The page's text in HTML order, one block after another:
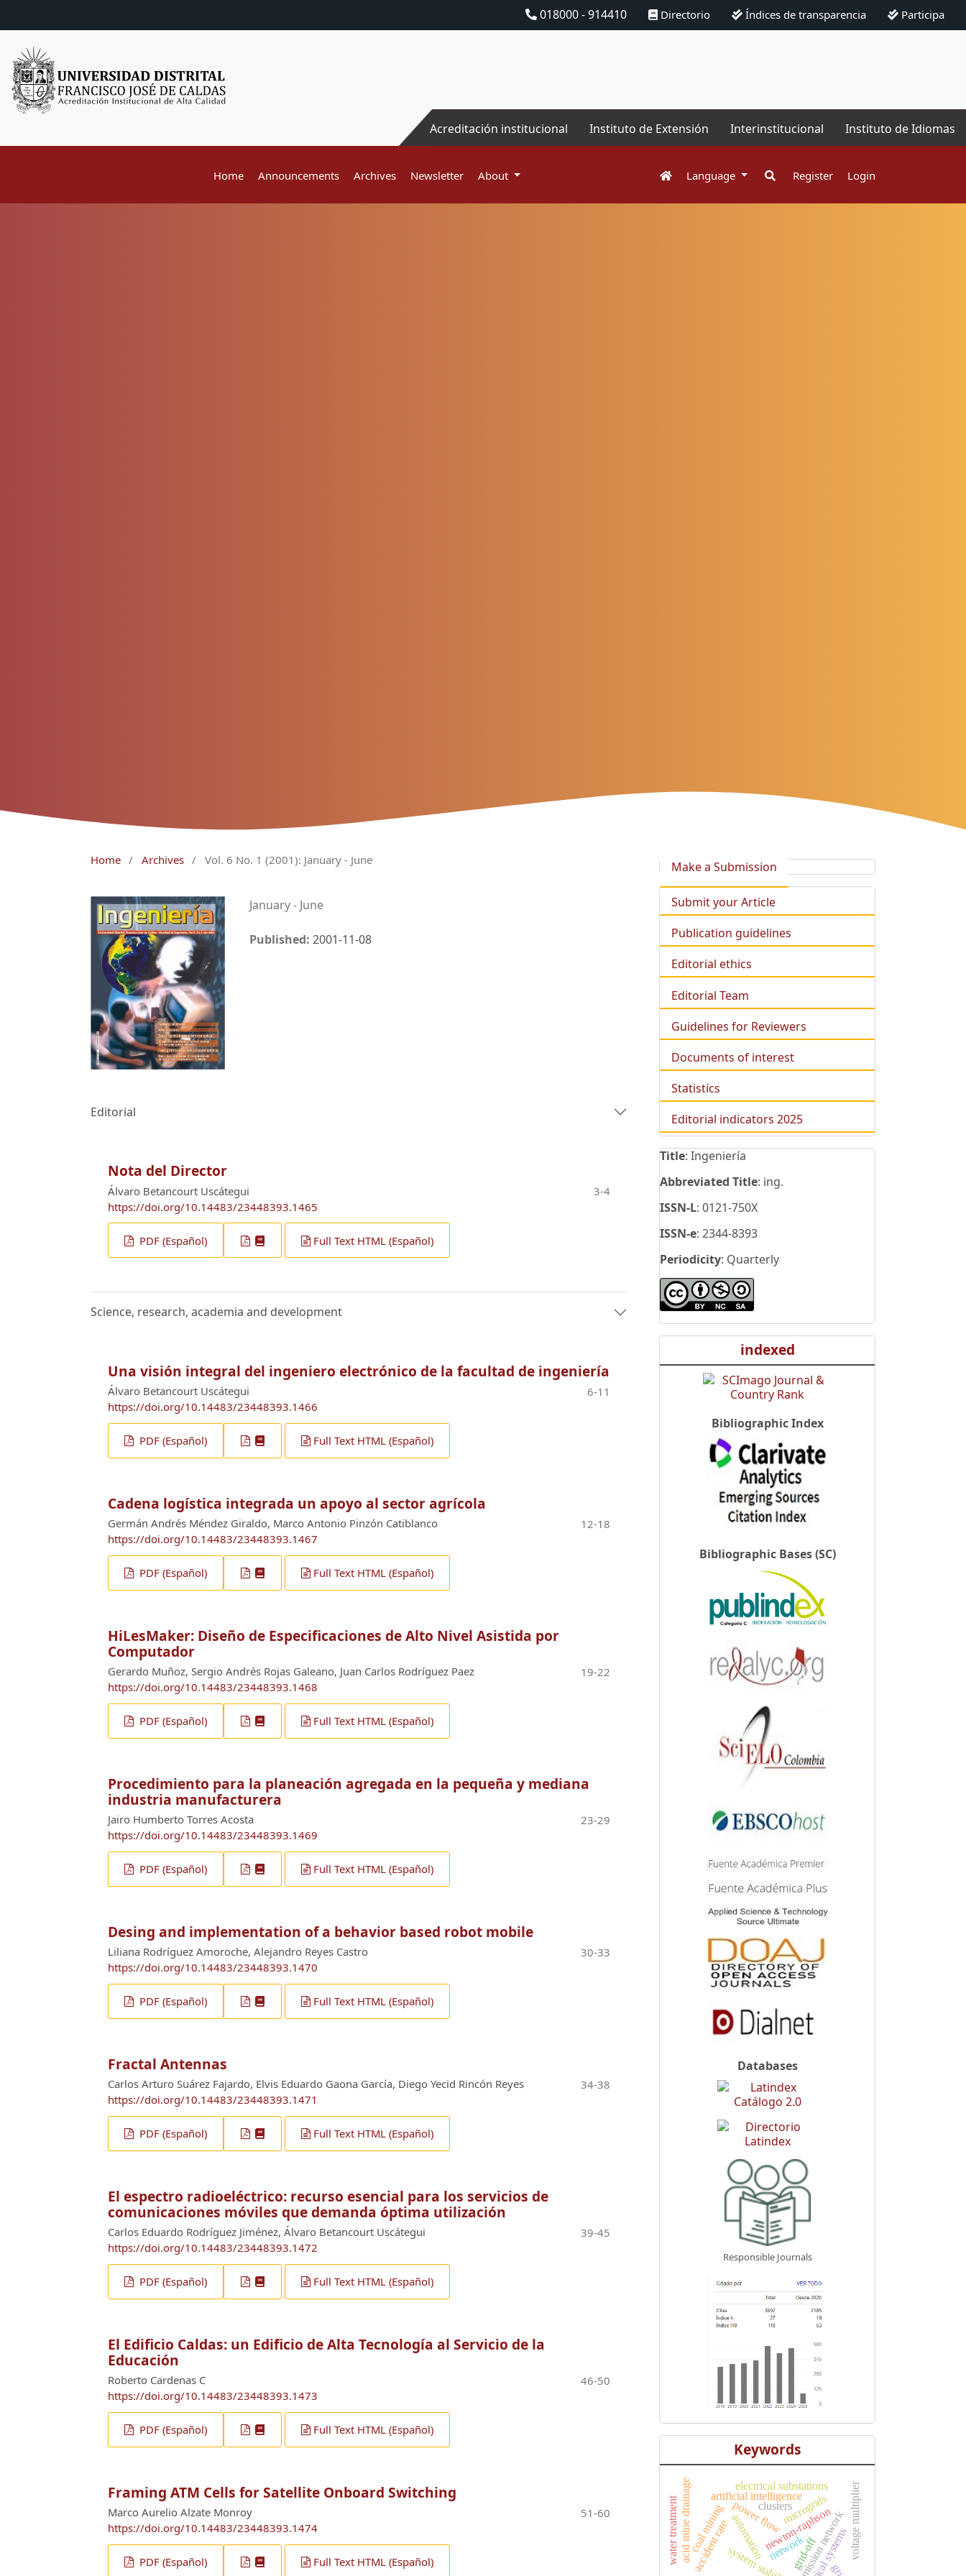
018000 - 914410 Directorio Índices de transparencia Participa
Acreditación institucional Instituto de Extensión Interinstitucional Instituto de Idiomas
Home Announcements Archives Newsletter About Language Register Login
Home / Archives / Vol. 6 No. 1 (2001): January - June
January - June
Published:2001-11-08
Editorial
Nota del Director
Álvaro Betancourt Uscátegui
https://doi.org/10.14483/23448393.1465
3-4
PDF (Español) Full Text HTML (Español)
Science, research, academia and development
Una visión integral del ingeniero electrónico de la facultad de ingeniería
Álvaro Betancourt Uscátegui
https://doi.org/10.14483/23448393.1466
6-11
PDF (Español) Full Text HTML (Español)
Cadena logística integrada un apoyo al sector agrícola
Germán Andrés Méndez Giraldo, Marco Antonio Pinzón Catiblanco
https://doi.org/10.14483/23448393.1467
12-18
PDF (Español) Full Text HTML (Español)
HiLesMaker: Diseño de Especificaciones de Alto Nivel Asistida por
Computador
Gerardo Muñoz, Sergio Andrés Rojas Galeano, Juan Carlos Rodríguez Paez
https://doi.org/10.14483/23448393.1468
19-22
PDF (Español) Full Text HTML (Español)
Procedimiento para la planeación agregada en la pequeña y mediana
industria manufacturera
Jairo Humberto Torres Acosta
https://doi.org/10.14483/23448393.1469
23-29
PDF (Español) Full Text HTML (Español)
Desing and implementation of a behavior based robot mobile
Liliana Rodríguez Amoroche, Alejandro Reyes Castro
https://doi.org/10.14483/23448393.1470
30-33
PDF (Español) Full Text HTML (Español)
Fractal Antennas
Carlos Arturo Suárez Fajardo, Elvis Eduardo Gaona García, Diego Yecid Rincón Reyes
https://doi.org/10.14483/23448393.1471
34-38
PDF (Español) Full Text HTML (Español)
El espectro radioeléctrico: recurso esencial para los servicios de
comunicaciones móviles que demanda óptima utilización
Carlos Eduardo Rodríguez Jiménez, Álvaro Betancourt Uscátegui
https://doi.org/10.14483/23448393.1472
39-45
PDF (Español) Full Text HTML (Español)
El Edificio Caldas: un Edificio de Alta Tecnología al Servicio de la
Educación
Roberto Cardenas C
https://doi.org/10.14483/23448393.1473
46-50
PDF (Español) Full Text HTML (Español)
Framing ATM Cells for Satellite Onboard Switching
Marco Aurelio Alzate Monroy
https://doi.org/10.14483/23448393.1474
51-60
PDF (Español) Full Text HTML (Español)
Make a Submission
Submit your Article
Publication guidelines
Editorial ethics
Editorial Team
Guidelines for Reviewers
Documents of interest
Statistics
Editorial indicators 2025
Title: Ingeniería
Abbreviated Title: ing.
ISSN-L: 0121-750X
ISSN-e: 2344-8393
Periodicity: Quarterly
indexed
Bibliographic Index
Bibliographic Bases (SC)
Databases
Responsible Journals
Keywords
power flownewton-raphson
automation
artificial intelligence
electrical substations
transmission network
system stability
network
coal mining
acid mine drainage microgrids
grid-off
accident rate
clusters voltage multiplier
water treatment